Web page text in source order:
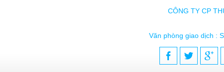
CÔNG TY CP
Văn phòng giao dịch :